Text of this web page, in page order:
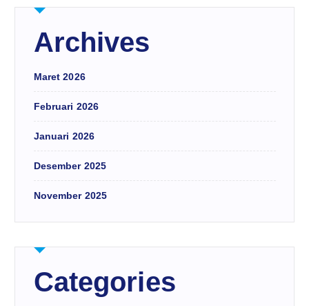
Archives
Maret 2026
Februari 2026
Januari 2026
Desember 2025
November 2025
Categories